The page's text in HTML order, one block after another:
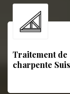
Traitement de
charpente